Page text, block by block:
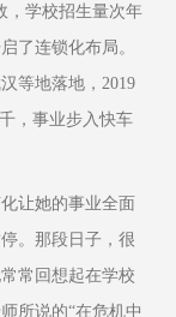
，学校招生量次年
了连锁化布局。
等地落地，2019
，事业步入快车
让她的事业全面
。那段日子，很
常回想起在学校
所说的“在危机中